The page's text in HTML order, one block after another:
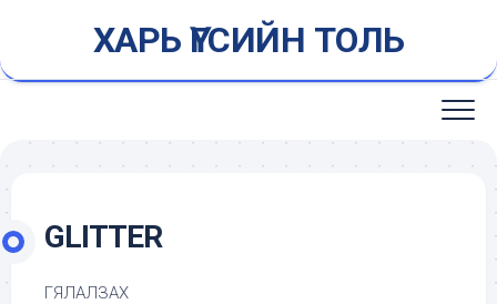
content
ХАРЬ ҮГСИЙН ТОЛЬ
GLITTER
ГЯЛАЛЗАХ